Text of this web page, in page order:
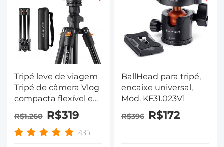
Tripé leve de viagem
Tripé de câmera Vlog
compacta flexível e
portátil 64 "/ 1,6 m
17,64 libras / 8 kg
Carga, para câmeras
R$1.260 R$319
435
BallHead para tripé,
encaixe universal,
Mod. KF31.023V1
R$396 R$172